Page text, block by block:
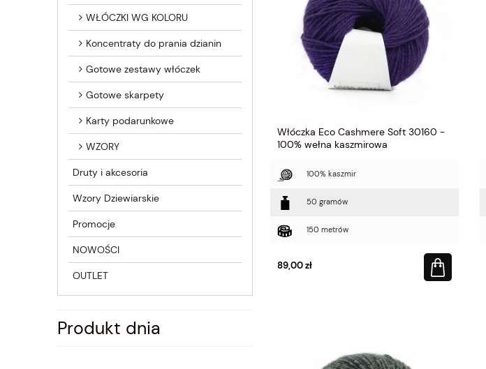
WŁÓCZKI WG KOLORU
Koncentraty do prania dzianin
Gotowe zestawy włóczek
Gotowe skarpety
Karty podarunkowe
WZORY
Druty i akcesoria
Wzory Dziewiarskie
Promocje
NOWOŚCI
OUTLET
Produkt dnia
Włóczka Eco Cashmere Soft 30160 -
100% wełna kaszmirowa
100% kaszmir
50 gramów
150 metrów
89,00 zł